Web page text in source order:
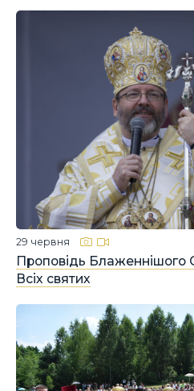
Проповідь Блаженнішого
Всіх святих
29 червня